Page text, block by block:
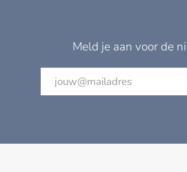
Meld je aan voor de